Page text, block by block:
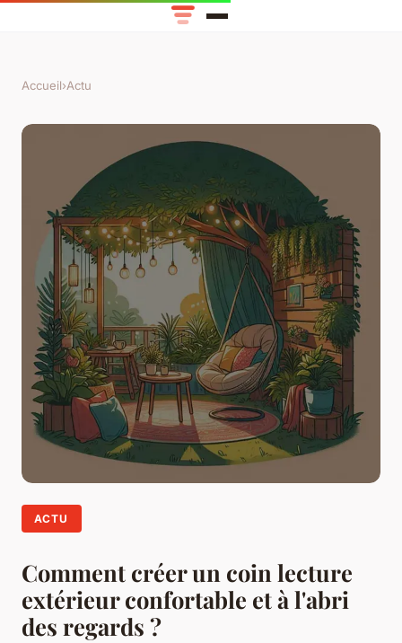
Accueil›Actu
ACTU
Comment créer un coin lecture
extérieur confortable et à l'abri
des regards ?